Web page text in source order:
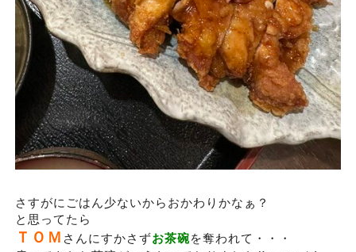
さすがにごはん少ないからおかわりかなぁ？
と思ってたら
ＴＯＭ さんにすかさずお茶碗を奪われて・・・